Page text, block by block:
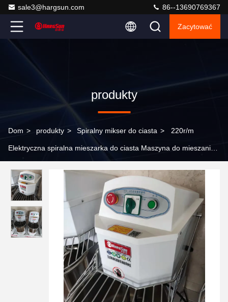
sale3@hargsun.com 86--13690769367
Zacytować
produkty
Dom > produkty > Spiralny mikser do ciasta > 220r/m
Elektryczna spiralna mieszarka do ciasta Maszyna do mieszania